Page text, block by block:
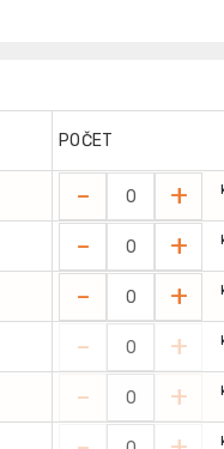
POČET
- +
- +
- +
- +
- +